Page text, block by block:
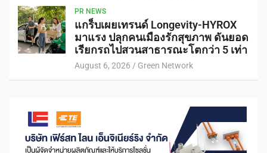
PR NEWS
แกร็บเผยเทรนด์ Longevity-HYROX
มาแรง ปลุกคนเมืองรักสุขภาพ ดันยอด
เรียกรถไปสวนสาธารณะโตกว่า 5 เท่า
August 6, 2026 Green Network